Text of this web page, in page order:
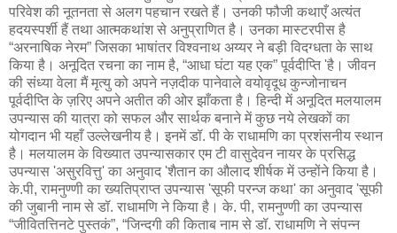
परिवेश की नूतनता से अलग पहचान रखते हैं। उनकी फौजी कथाएँ अत्यंत
हदयस्पर्शी हैं तथा आत्मकथांश से अनुप्राणित है। उनका मास्टरपीस है
“अरनाषिक नेरम” जिसका भाषांतर विश्वनाथ अय्यर ने बड़ी विदग्धता के साथ
किया है। अनूदित रचना का नाम है, “आधा घंटा यह एक” पूर्वदीप्ति 'है। जीवन
की संध्या वेला मैं मृत्यु को अपने नज़दीक पानेवाले वयोवृदूध कुन्जोनाचन
पूर्वदीप्ति के ज़रिए अपने अतीत की ओर झाँकता है। हिन्दी में अनूदित मलयालम
उपन्यास की यात्रा को सफल और सार्थक बनाने में कुछ नये लेखकों का
योगदान भी यहाँ उल्लेखनीय है। इनमें डॉ. पी के राधामणि का प्रशंसनीय स्थान
है। मलयालम के विख्यात उपन्यासकार एम टी वासुदेवन नायर के प्रसिद्ध
उपन्यास 'असुरवित्तु' का अनुवाद 'शैतान का औलाद शीर्षक में उन्होंने किया है।
के.पी, रामनुण्णी का ख्यतिप्राप्त उपन्यास 'सूफी परन्ज कथा' का अनुवाद 'सूफी
की जुबानी नाम से डॉ. राधामणि ने किया है। के. पी, रामनुण्णी का उपन्यास
“जीवितत्तिनटे पुस्तकं”, “जिन्दगी की किताब नाम से डॉ. राधामणि ने संपन्न